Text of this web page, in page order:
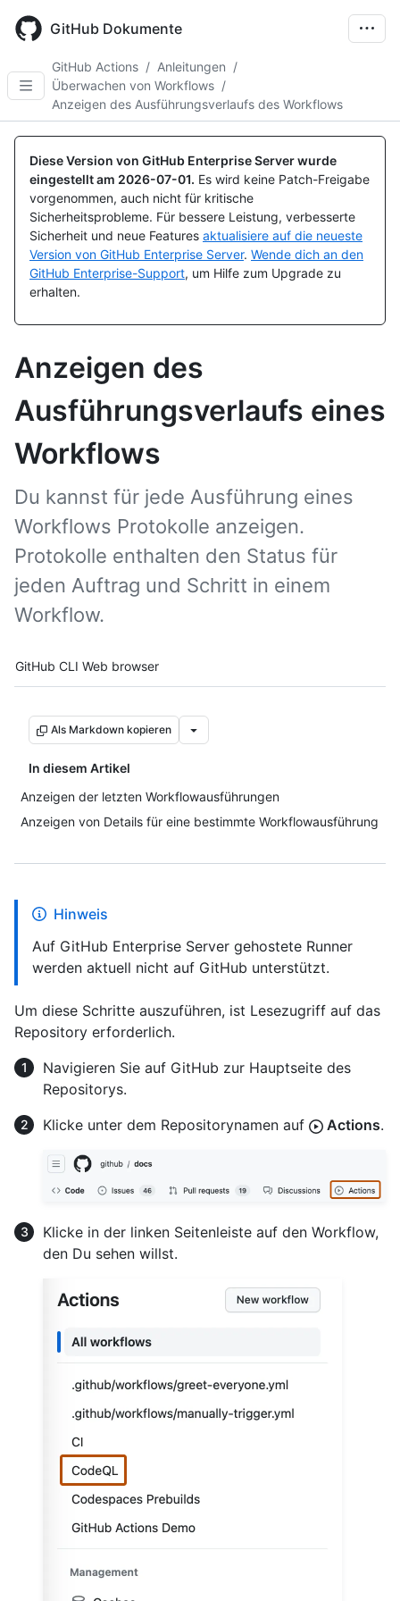
main
GitHub Dokumente
GitHub Actions / Anleitungen /
Überwachen von Workflows /
Anzeigen des Ausführungsverlaufs des Workflows
Diese Version von GitHub Enterprise Server wurde
eingestellt am 2026-07-01. Es wird keine Patch-Freigabe
vorgenommen, auch nicht für kritische
Sicherheitsprobleme. Für bessere Leistung, verbesserte
Sicherheit und neue Features aktualisiere auf die neueste
Version von GitHub Enterprise Server. Wende dich an den
GitHub Enterprise-Support, um Hilfe zum Upgrade zu
erhalten.
Anzeigen des
Ausführungsverlaufs eines
Workflows
Du kannst für jede Ausführung eines
Workflows Protokolle anzeigen.
Protokolle enthalten den Status für
jeden Auftrag und Schritt in einem
Workflow.
Tool navigation
GitHub CLI Web browser
Als Markdown kopieren
In diesem Artikel
Anzeigen der letzten Workflowausführungen
Anzeigen von Details für eine bestimmte Workflowausführung
Hinweis
Auf GitHub Enterprise Server gehostete Runner
werden aktuell nicht auf GitHub unterstützt.
Um diese Schritte auszuführen, ist Lesezugriff auf das
Repository erforderlich.
Navigieren Sie auf GitHub zur Hauptseite des
Repositorys.
Klicke unter dem Repositorynamen auf
Actions.
Klicke in der linken Seitenleiste auf den Workflow,
den Du sehen willst.